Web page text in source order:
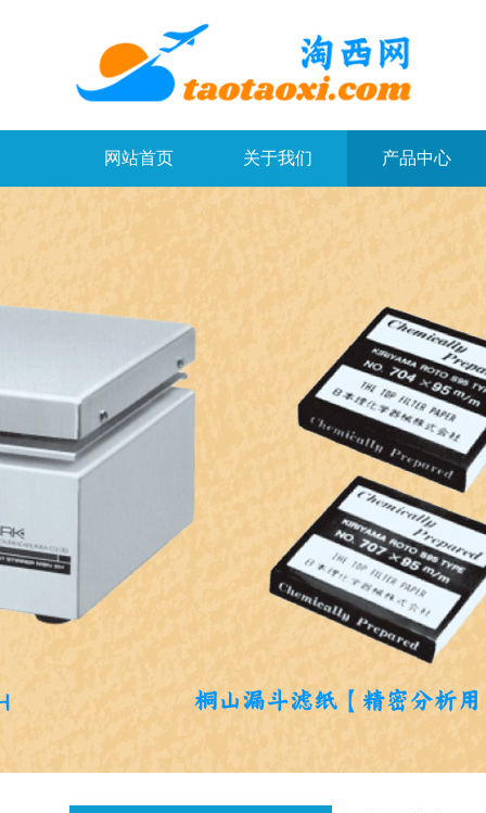
网站首页 关于我们 产品中心